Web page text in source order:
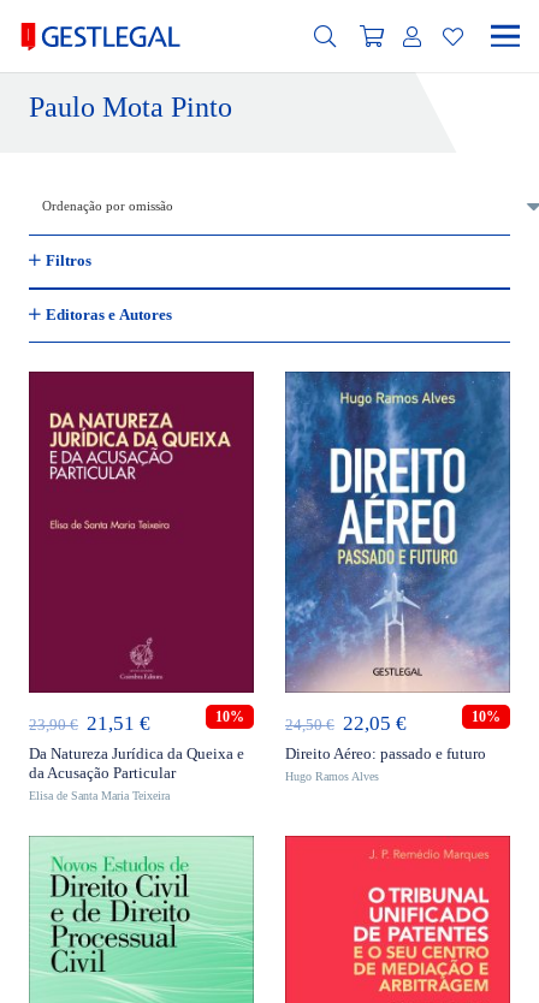
Paulo Mota Pinto
Filtros
Editoras e Autores
ADICIONAR
23,90€ O
preço
original
23,90 €.
21,51 €O
preço
atual
21,51 €.
10%
Da Natureza Jurídica da Queixa e
da Acusação Particular
Elisa de Santa Maria Teixeira
ADICIONAR
24,50€ O
preço
original
24,50 €.
22,05 €O
preço
22,05 €.
10%
Direito Aéreo: passado e futuro
Hugo Ramos Alves